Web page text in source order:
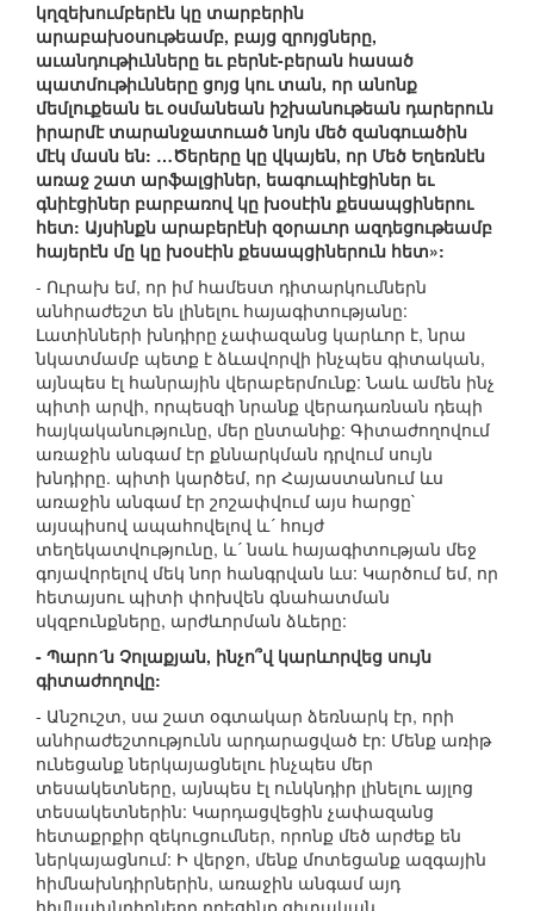
կղզեխումբերէն կը տարբերին
արաբախօսութեամբ, բայց զրոյցները,
աւանդութիւնները եւ բերնէ-բերան հասած
պատմութիւնները ցոյց կու տան, որ անոնք
մեմլուքեան եւ օսմանեան իշխանութեան դարերուն
իրարմէ տարանջատուած նոյն մեծ զանգուածին
մէկ մասն են: …Ծերերը կը վկայեն, որ Մեծ Եղեռնէն
առաջ շատ արֆալցիներ, եագուպիէցիներ եւ
գնիէցիներ բարբառով կը խօսէին քեսապցիներու
հետ: Այսինքն արաբերէնի զօրաւոր ազդեցութեամբ
հայերէն մը կը խօսէին քեսապցիներուն հետ»:
- Ուրախ եմ, որ իմ համեստ դիտարկումներն
անհրաժեշտ են լինելու հայագիտությանը:
Լատինների խնդիրը չափազանց կարևոր է, նրա
նկատմամբ պետք է ձևավորվի ինչպես գիտական,
այնպես էլ հանրային վերաբերմունք: Նաև ամեն ինչ
պիտի արվի, որպեսզի նրանք վերադառնան դեպի
հայկականությունը, մեր ընտանիք: Գիտաժողովում
առաջին անգամ էր քննարկման դրվում սույն
խնդիրը. պիտի կարծեմ, որ Հայաստանում ևս
առաջին անգամ էր շոշափվում այս հարցը`
այսպիսով ապահովելով և´ հույժ
տեղեկատվությունը, և´ նաև հայագիտության մեջ
գոյավորելով մեկ նոր հանգրվան ևս: Կարծում եմ, որ
հետայսու պիտի փոխվեն գնահատման
սկզբունքները, արժևորման ձևերը:
- Պարո´ն Չոլաքյան, ինչո՞վ կարևորվեց սույն
գիտաժողովը:
- Անշուշտ, սա շատ օգտակար ձեռնարկ էր, որի
անհրաժեշտությունն արդարացված էր: Մենք առիթ
ունեցանք ներկայացնելու ինչպես մեր
տեսակետները, այնպես էլ ունկնդիր լինելու այլոց
տեսակետներին: Կարդացվեցին չափազանց
հետաքրքիր զեկուցումներ, որոնք մեծ արժեք են
ներկայացնում: Ի վերջո, մենք մոտեցանք ազգային
հիմնախնդիրներին, առաջին անգամ այդ